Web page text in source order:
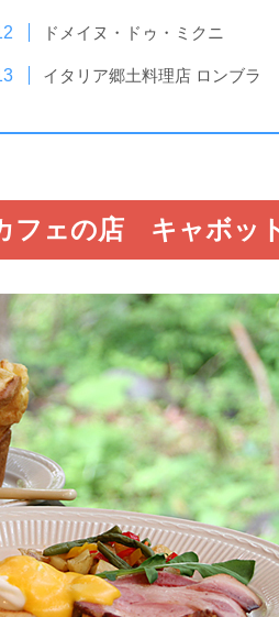
ドメイヌ・ドゥ・ミクニ
イタリア郷土料理店 ロンブラ
フェの店 キャボッ